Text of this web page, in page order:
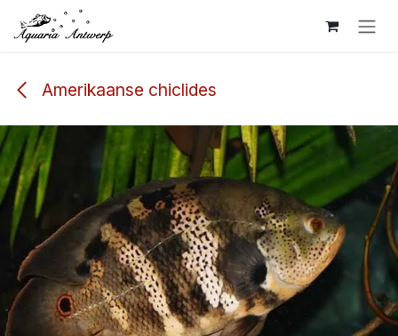
Overslaan naar inhoud
Amerikaanse chiclides